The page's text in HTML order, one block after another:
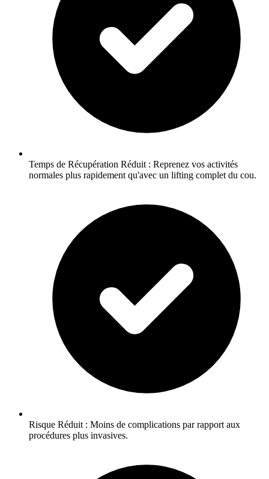
Temps de Récupération Réduit : Reprenez vos activités
normales plus rapidement qu'avec un lifting complet du cou.
Risque Réduit : Moins de complications par rapport aux
procédures plus invasives.